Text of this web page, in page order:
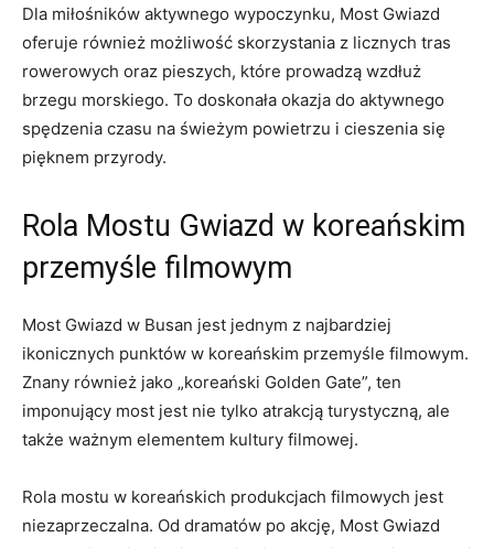
Dla miłośników aktywnego wypoczynku, Most‍ Gwiazd
oferuje również możliwość skorzystania z licznych tras
rowerowych oraz pieszych, które prowadzą wzdłuż
⁢brzegu morskiego. To doskonała okazja do aktywnego
‌spędzenia czasu na świeżym ‌powietrzu i cieszenia się
pięknem przyrody.
Rola ‍Mostu Gwiazd w koreańskim
przemyśle ‌filmowym
Most⁣ Gwiazd w ⁢Busan jest jednym z najbardziej
ikonicznych punktów w koreańskim⁣ przemyśle⁣ filmowym.
Znany również jako „koreański Golden Gate”, ten
imponujący most jest nie tylko atrakcją turystyczną, ale
także ważnym‍ elementem kultury filmowej.
Rola mostu w koreańskich produkcjach filmowych ‌jest
niezaprzeczalna.​ Od dramatów po akcję, Most Gwiazd⁢